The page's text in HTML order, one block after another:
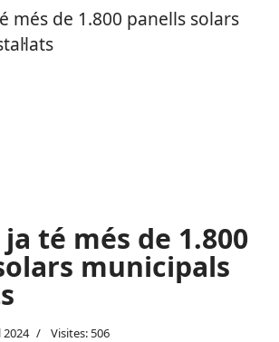
té més de 1.800
municipals
2024 Visites: 506